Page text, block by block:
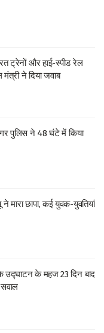
ट्रेनों और हाई-स्पीड रेल
ने दिया जवाब
पुलिस ने 48 घंटे में किया
छापा, कई युवक-युवतियां
के महज 23 दिन बाद